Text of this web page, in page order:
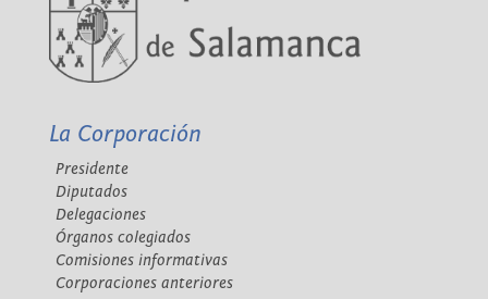
La Corporación
Presidente
Diputados
Delegaciones
Órganos colegiados
Comisiones informativas
Corporaciones anteriores